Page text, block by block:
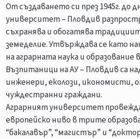
От създаването си през 1945г. до
университет – Пловдив
съхранява и обогатява
земеделие. Утвърждава се като
на аграрната наука и образование
Възпитаници на АУ – Пловдив са
инженери, еколози, икономисти,
чуждестранни граждани.
Аграрният университет
европейско ниво в трите
“бакалавър”, “магистър” и